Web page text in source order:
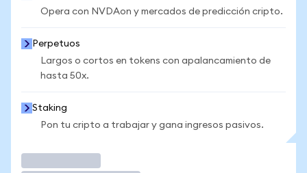
Opera con NVDAon y mercados de predicción cripto.
Perpetuos
Largos o cortos en tokens con apalancamiento de
hasta 50x.
Staking
Pon tu cripto a trabajar y gana ingresos pasivos.